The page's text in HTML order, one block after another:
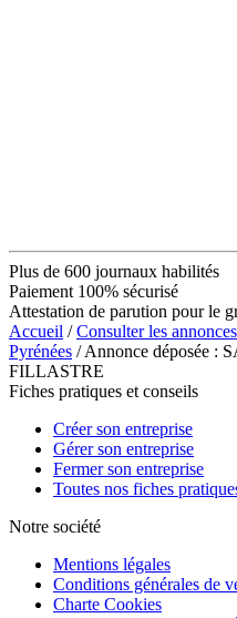
Plus de 600 journaux habilités
Paiement 100% sécurisé
Attestation de parution pour le
Accueil /Consulter les
Pyrénées / Annonce déposée :
FILLASTRE
Fiches pratiques et conseils
Créer son entreprise
Gérer son entreprise
Fermer son entreprise
Toutes nos fiches
Notre société
Mentions légales
Conditions générales de
Charte Cookies